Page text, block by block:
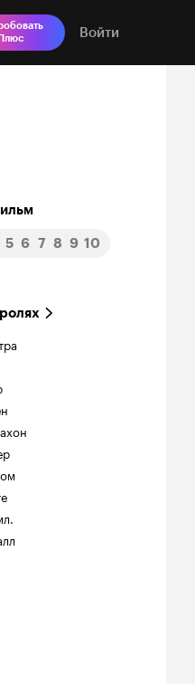
Войти
5 6 7 8 9 10